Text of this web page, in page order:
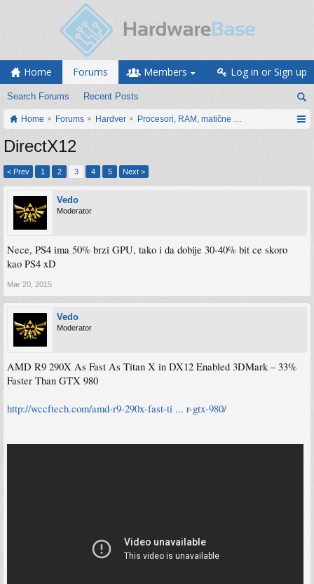
Home Forums
Search Forums Recent Posts
Members Log in or Sign up
Home Forums Hardver Procesori, RAM, matične ploče i grafičke
DirectX12
< Prev 1 2 3 4 5 Next >
Vedo
Moderator
Nece, PS4 ima 50% brzi GPU, tako i da dobije 30-40% bit ce skoro
kao PS4 xD
Mar 20, 2015
Vedo
Moderator
AMD R9 290X As Fast As Titan X in DX12 Enabled 3DMark – 33%
Faster Than GTX 980
http://wccftech.com/amd-r9-290x-fast-ti ... r-gtx-980/